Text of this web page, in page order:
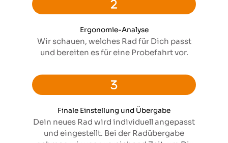
Ergonomie-Analyse
Wir schauen, welches Rad für Dich passt
und bereiten es für eine Probefahrt vor.
Finale Einstellung und Übergabe
Dein neues Rad wird individuell angepasst
und eingestellt. Bei der Radübergabe